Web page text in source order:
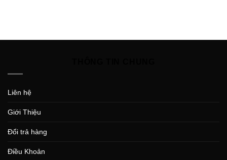
Liên hệ
Giới Thiệu
Đổi trả hàng
Điều Khoản